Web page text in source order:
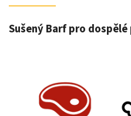
Sušený Barf pro dospělé